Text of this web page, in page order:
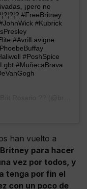
¡pero no
#FreeBritney
#Kubrick
#AvrilLavigne
#PoshSpice
#MuñecaBrava
han vuelto a
para hacer
vez por todos, y
tenga por fin el
con un poco de